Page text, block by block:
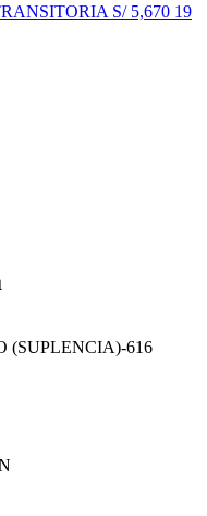
S/ 5,670 19
(SUPLENCIA)-616